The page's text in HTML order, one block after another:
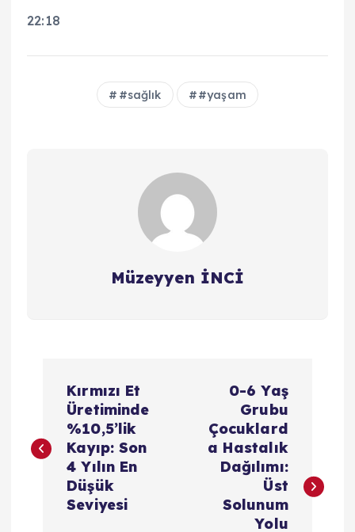
22:18
#sağlık #yaşam
Müzeyyen İNCİ
z
Kırmızı Et
Üretiminde
%10,5’lik
Kayıp: Son
4 Yılın En
Düşük
Seviyesi
0-6 Yaş
Grubu
Çocuklard
a Hastalık
Dağılımı:
Üst
Solunum
Yolu